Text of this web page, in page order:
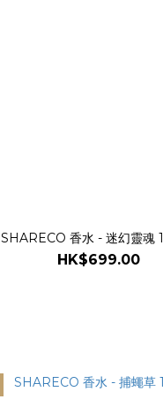
SHARECO 香水 - 迷幻靈魂
HK$699.00